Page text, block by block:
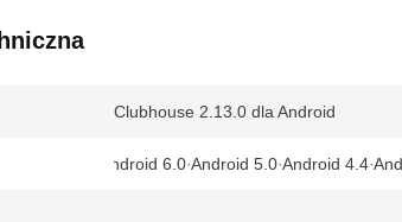
Clubhouse 2.13.0 dla Android
Android 6.0 Android 5.0 Android 4.4